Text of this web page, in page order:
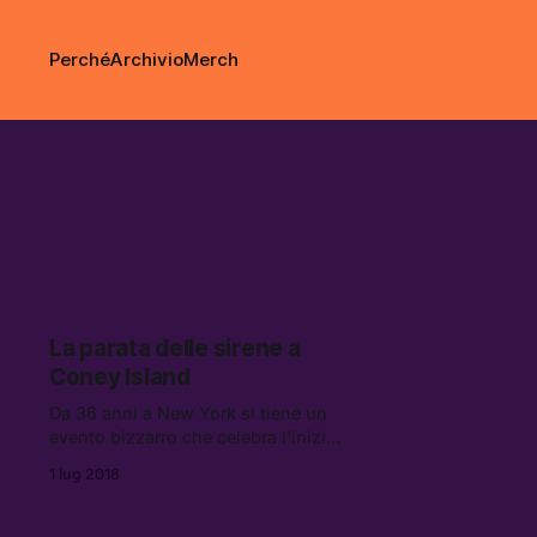
PerchéArchivioMerch
La parata delle sirene a
Coney Island
Da 36 anni a New York si tiene un
evento bizzarro che celebra l’inizio
Coney Island.
1 lug 2018